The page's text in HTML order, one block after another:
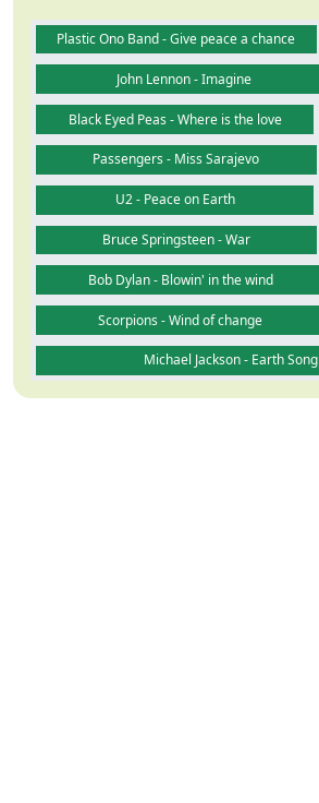
Plastic Ono Band - Give peace a chance
John Lennon - Imagine
Black Eyed Peas - Where is the love
Passengers - Miss Sarajevo
U2 - Peace on Earth
Bruce Springsteen - War
Bob Dylan - Blowin' in the wind
Scorpions - Wind of change
Michael Jackson - Earth Song